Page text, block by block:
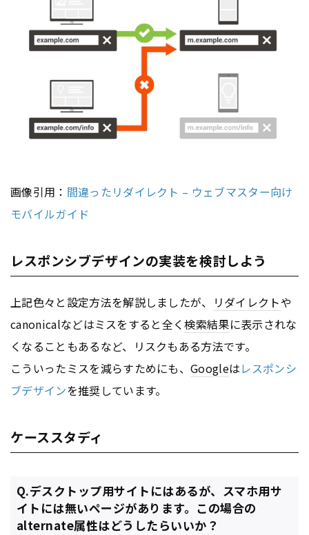
画像引用： 間違ったリダイレクト – ウェブマスター向け
モバイルガイド
レスポンシブデザインの実装を検討しよう
上記色々と設定方法を解説しましたが、 リダイレクトや
canonicalなどはミスをすると全く検索結果に表示されな
くなることもあるなど、リスクもある方法です。
こういったミスを減らすためにも、Googleはレスポンシ
ブデザインを推奨しています。
ケーススタディ
Q.デスクトップ用サイトにはあるが、スマホ用サ
イトには無いページがあります。この場合の
alternate属性はどうしたらいいか？